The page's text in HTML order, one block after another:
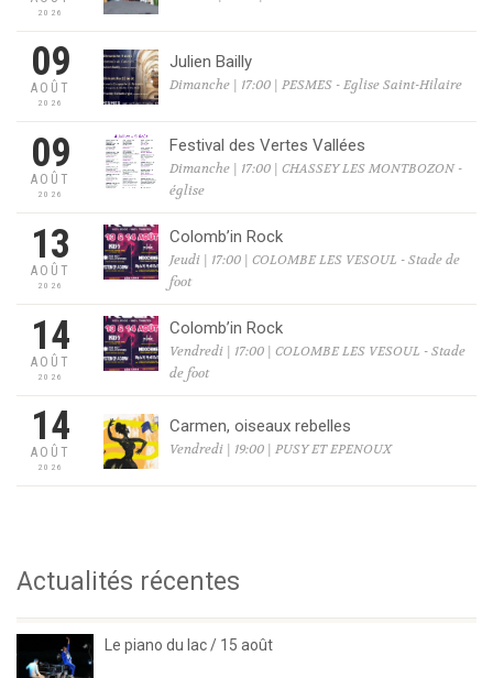
2026
09
AOÛT
2026
Julien Bailly
Dimanche | 17:00 | PESMES - Eglise Saint-Hilaire
09
AOÛT
2026
Festival des Vertes Vallées
Dimanche | 17:00 | CHASSEY LES MONTBOZON -
église
13
AOÛT
2026
Colomb’in Rock
Jeudi | 17:00 | COLOMBE LES VESOUL - Stade de
foot
14
AOÛT
2026
Colomb’in Rock
Vendredi | 17:00 | COLOMBE LES VESOUL - Stade
de foot
14
AOÛT
2026
Carmen, oiseaux rebelles
Vendredi | 19:00 | PUSY ET EPENOUX
Actualités récentes
Le piano du lac / 15 août